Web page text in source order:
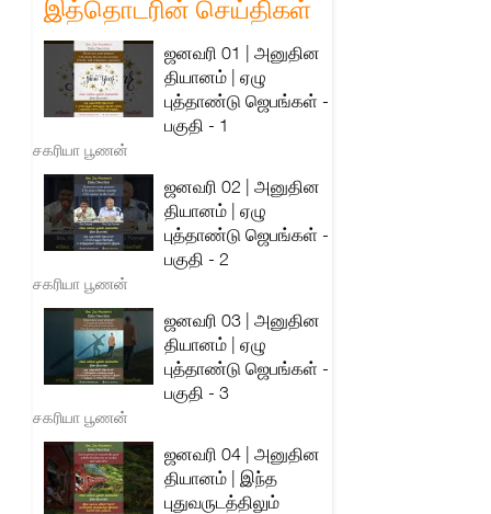
இத்தொடரின் செய்திகள்
ஜனவரி 01 | அனுதின
தியானம் | ஏழு
புத்தாண்டு ஜெபங்கள் -
பகுதி - 1
சகரியா பூணன்
ஜனவரி 02 | அனுதின
தியானம் | ஏழு
புத்தாண்டு ஜெபங்கள் -
பகுதி - 2
சகரியா பூணன்
ஜனவரி 03 | அனுதின
தியானம் | ஏழு
புத்தாண்டு ஜெபங்கள் -
பகுதி - 3
சகரியா பூணன்
ஜனவரி 04 | அனுதின
தியானம் | இந்த
புதுவருடத்திலும்